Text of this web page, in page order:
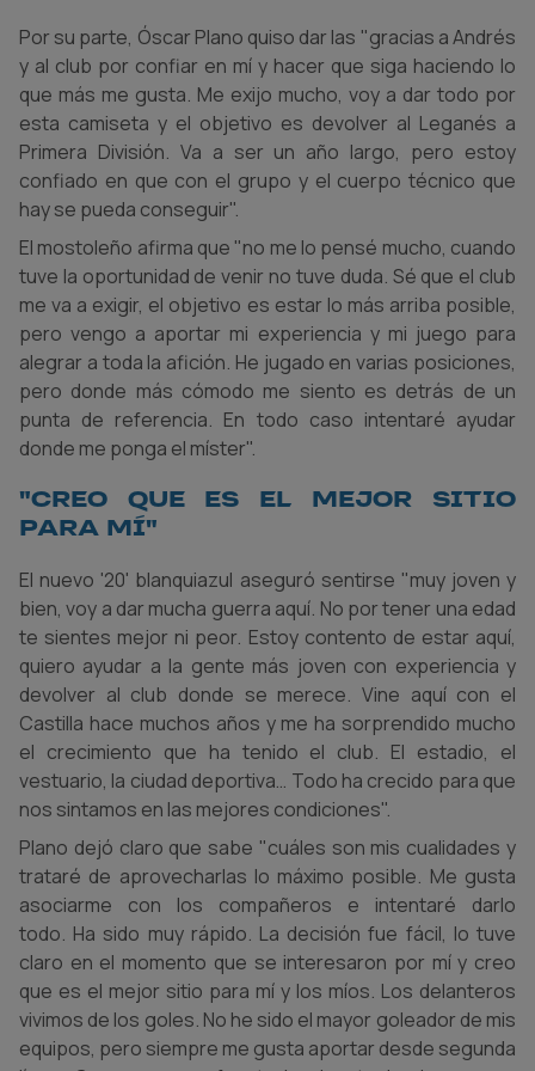
Por su parte, Óscar Plano quiso dar las "gracias a Andrés
y al club por confiar en mí y hacer que siga haciendo lo
que más me gusta. Me exijo mucho, voy a dar todo por
esta camiseta y el objetivo es devolver al Leganés a
Primera División. Va a ser un año largo, pero estoy
confiado en que con el grupo y el cuerpo técnico que
hay se pueda conseguir".
El mostoleño afirma que "no me lo pensé mucho, cuando
tuve la oportunidad de venir no tuve duda. Sé que el club
me va a exigir, el objetivo es estar lo más arriba posible,
pero vengo a aportar mi experiencia y mi juego para
alegrar a toda la afición. He jugado en varias posiciones,
pero donde más cómodo me siento es detrás de un
punta de referencia. En todo caso intentaré ayudar
donde me ponga el míster".
"Creo que es el mejor sitio
para mí"
El nuevo '20' blanquiazul aseguró sentirse "muy joven y
bien, voy a dar mucha guerra aquí. No por tener una edad
te sientes mejor ni peor. Estoy contento de estar aquí,
quiero ayudar a la gente más joven con experiencia y
devolver al club donde se merece. Vine aquí con el
Castilla hace muchos años y me ha sorprendido mucho
el crecimiento que ha tenido el club. El estadio, el
vestuario, la ciudad deportiva… Todo ha crecido para que
nos sintamos en las mejores condiciones".
Plano dejó claro que sabe "cuáles son mis cualidades y
trataré de aprovecharlas lo máximo posible. Me gusta
asociarme con los compañeros e intentaré darlo
todo. Ha sido muy rápido. La decisión fue fácil, lo tuve
claro en el momento que se interesaron por mí y creo
que es el mejor sitio para mí y los míos. Los delanteros
vivimos de los goles. No he sido el mayor goleador de mis
equipos, pero siempre me gusta aportar desde segunda